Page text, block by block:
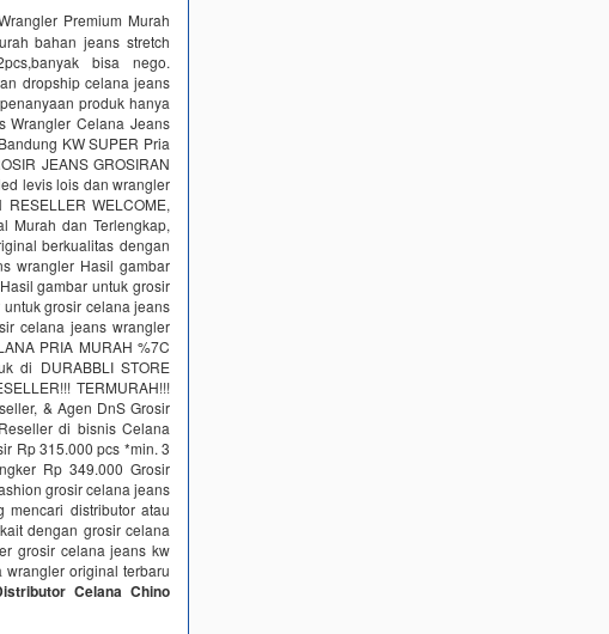
Premium Murah
bahan jeans stretch
bisa nego.
dropship celana jeans
produk hanya
Wrangler Celana Jeans
KW SUPER Pria
JEANS GROSIRAN
levis lois dan wrangler
WELCOME,
Murah dan Terlengkap,
berkualitas dengan
wrangler Hasil gambar
gambar untuk grosir
grosir celana jeans
celana jeans wrangler
PRIA MURAH %7C
di DURABBLI STORE
TERMURAH!!!
& Agen DnS Grosir
di bisnis Celana
Rp 315.000 pcs *min. 3
Rp 349.000 Grosir
grosir celana jeans
distributor atau
dengan grosir celana
grosir celana jeans kw
original terbaru
Celana Chino